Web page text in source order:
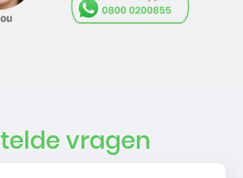
vragen